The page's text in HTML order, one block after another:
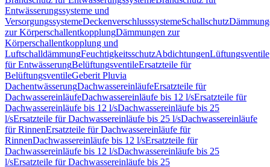
Entwässerungssysteme und
VersorgungssystemeDeckenverschlusssystemeSchallschutz
zur KörperschallentkopplungDämmungen zur
Körperschallentkopplung und
LuftschalldämmungFeuchtigkeitsschutzAbdichtungenLüftungsventile
für EntwässerungBelüftungsventileErsatzteile für
BelüftungsventileGeberit Pluvia
DachentwässerungDachwassereinläufeErsatzteile für
DachwassereinläufeDachwassereinläufe bis 12 l/sErsatzteile für
Dachwassereinläufe bis 12 l/sDachwassereinläufe bis 25
l/sErsatzteile für Dachwassereinläufe bis 25 l/sDachwassereinläufe
für RinnenErsatzteile für Dachwassereinläufe für
RinnenDachwassereinläufe bis 12 l/sErsatzteile für
Dachwassereinläufe bis 12 l/sDachwassereinläufe bis 25
l/sErsatzteile für Dachwassereinläufe bis 25